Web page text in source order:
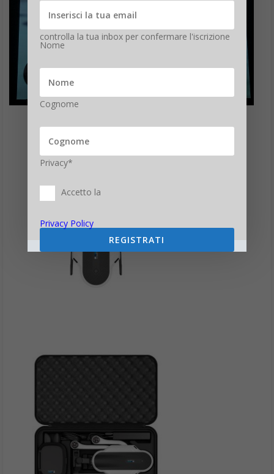
controlla la tua inbox per confermare l'iscrizione
Nome
Cognome
Privacy*
Accetto la
Privacy Policy
REGISTRATI